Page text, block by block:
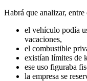
Habrá que analizar, entre
el vehículo podía
vacaciones,
el combustible
existían límites de
ese uso figuraba
la empresa se